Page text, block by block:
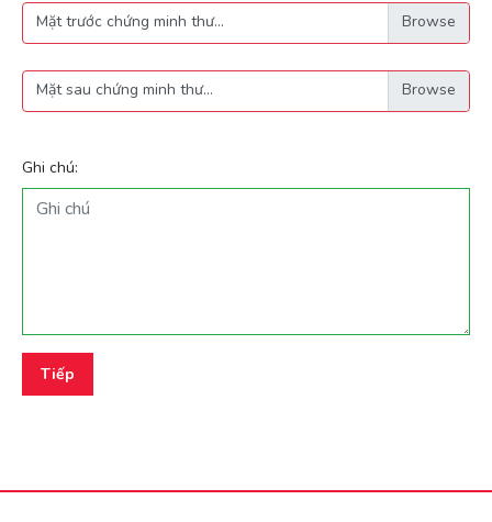
Mặt trước chứng minh thư...
Mặt sau chứng minh thư...
Ghi chú:
Tiếp